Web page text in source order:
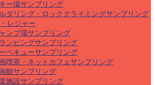
ー場サンプリング
ダリング・ロッククライミングサンプリング
レジャー
ンプ場サンプリング
ンピングサンプリング
ベキューサンプリング
喫茶・ネットカフェサンプリング
館サンプリング
施設サンプリング